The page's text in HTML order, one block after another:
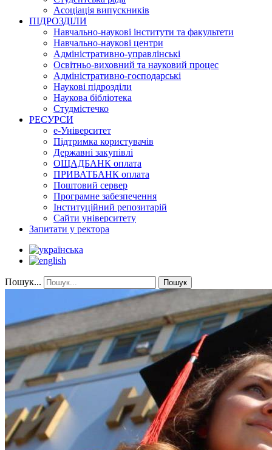
Асоціація випускників
ПІДРОЗДІЛИ
Навчально-наукові інститути та факультети
Навчально-наукові центри
Адміністративно-управлінські
Освітньо-виховний та науковий процес
Адміністративно-господарські
Наукові підрозділи
Наукова бібліотека
Студмістечко
РЕСУРСИ
е-Університет
Підтримка користувачів
Державні закупівлі
ОЩАДБАНК оплата
ПРИВАТБАНК оплата
Поштовий сервер
Програмне забезпечення
Інституційний репозитарій
Сайти університету
Запитати у ректора
Пошук... Пошук